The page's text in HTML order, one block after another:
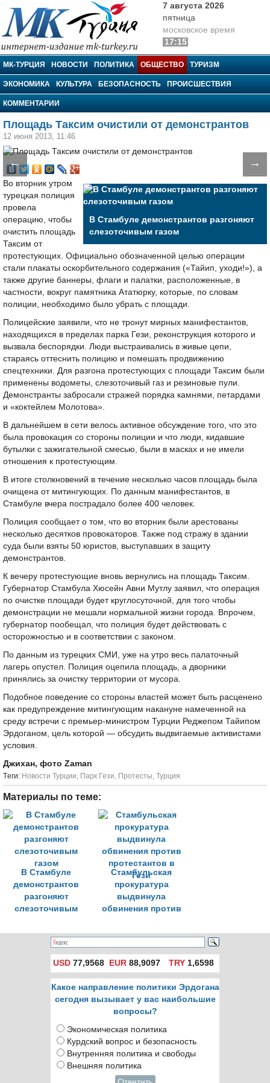
МК-Турция
7 августа 2026
пятница
московское время
17:15
МК-ТУРЦИЯ НОВОСТИ ПОЛИТИКА ОБЩЕСТВО ТУРИЗМ
ЭКОНОМИКА КУЛЬТУРА БЕЗОПАСНОСТЬ ПРОИСШЕСТВИЯ
КОММЕНТАРИИ
Площадь Таксим очистили от демонстрантов
12 июня 2013, 11:46
← →
В Стамбуле демонстрантов разгоняют
слезоточивым газом
Во вторник утром
турецкая полиция
провела
операцию, чтобы
очистить площадь
Таксим от
протестующих. Официально обозначенной целью операции
стали плакаты оскорбительного содержания («Тайип, уходи!»), а
также другие баннеры, флаги и палатки, расположенные, в
частности, вокруг памятника Ататюрку, которые, по словам
полиции, необходимо было убрать с площади.
Полицейские заявили, что не тронут мирных манифестантов,
находящихся в пределах парка Гези, реконструкция которого и
вызвала беспорядки. Люди выстраивались в живые цепи,
стараясь оттеснить полицию и помешать продвижению
спецтехники. Для разгона протестующих с площади Таксим были
применены водометы, слезоточивый газ и резиновые пули.
Демонстранты забросали стражей порядка камнями, петардами
и «коктейлем Молотова».
В дальнейшем в сети велось активное обсуждение того, что это
была провокация со стороны полиции и что люди, кидавшие
бутылки с зажигательной смесью, были в масках и не имели
отношения к протестующим.
В итоге столкновений в течение несколько часов площадь была
очищена от митингующих. По данным манифестантов, в
Стамбуле вчера пострадало более 400 человек.
Полиция сообщает о том, что во вторник были арестованы
несколько десятков провокаторов. Также под стражу в здании
суда были взяты 50 юристов, выступавших в защиту
демонстрантов.
К вечеру протестующие вновь вернулись на площадь Таксим.
Губернатор Стамбула Хюсейн Авни Мутлу заявил, что операция
по очистке площади будет круглосуточной, для того чтобы
демонстрации не мешали нормальной жизни города. Впрочем,
губернатор пообещал, что полиция будет действовать с
осторожностью и в соответствии с законом.
По данным из турецких СМИ, уже на утро весь палаточный
лагерь опустел. Полиция оцепила площадь, а дворники
принялись за очистку территории от мусора.
Подобное поведение со стороны властей может быть расценено
как предупреждение митингующим накануне намеченной на
среду встречи с премьер-министром Турции Реджепом Тайипом
Эрдоганом, цель которой — обсудить выдвигаемые активистами
условия.
Джихан, фото Zaman
Tеги: Новости Турции, Парк Гези, Протесты, Турция
Материалы по теме:
В Стамбуле
демонстрантов
разгоняют
слезоточивым
Стамбульская
прокуратура
выдвинула
обвинения против
Гези
USD 77,9568 EUR 88,9097 TRY1,6598
Какое направление политики Эрдогана
сегодня вызывает у вас наибольшие
вопросы?
Экономическая политика
Курдский вопрос и безопасность
Внутренняя политика и свободы
Внешняя политика